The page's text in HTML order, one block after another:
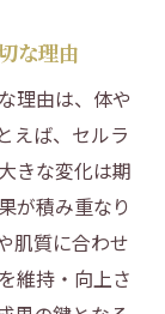
な理由
理由は、体や
えば、セルラ
きな変化は期
が積み重なり
肌質に合わせ
維持・向上さ